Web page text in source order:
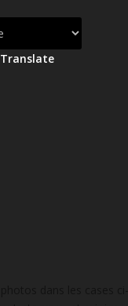
Translate